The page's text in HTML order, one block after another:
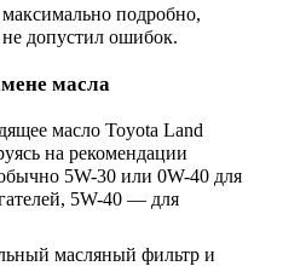
подробно,
допустил ошибок.
масла
масло Toyota Land
на рекомендации
5W-30 или 0W-40 для
5W-40 — для
масляный фильтр и